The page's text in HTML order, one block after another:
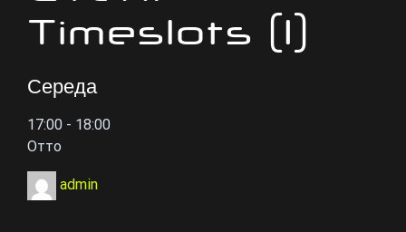
Timeslots (1)
Середа
17:00 - 18:00
Отто
admin